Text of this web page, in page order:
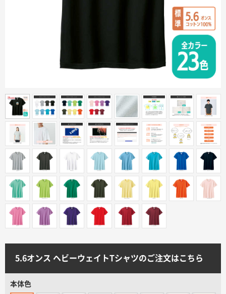
ターゲットから探す
イベントから探す
印刷色から探す
サイトメニュー
初めての方へ
ご注文の流れ
データ入稿ガイド
5.6オンス ヘビーウェイトTシャツのご注文はこちら
本体色